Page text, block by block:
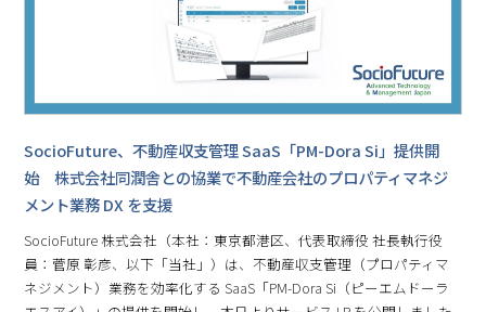
SocioFuture、不動産収⽀管理 SaaS「PM-Dora Si」提供開
始 株式会社同潤舎との協業で不動産会社のプロパティマネジ
メント業務 DX を支援
SocioFuture 株式会社（本社：東京都港区、代表取締役 社⻑執⾏役
員：菅原 彰彦、以下「当社」）は、不動産収支管理（プロパティマ
ネジメント）業務を効率化する SaaS「PM-Dora Si（ピーエムドーラ